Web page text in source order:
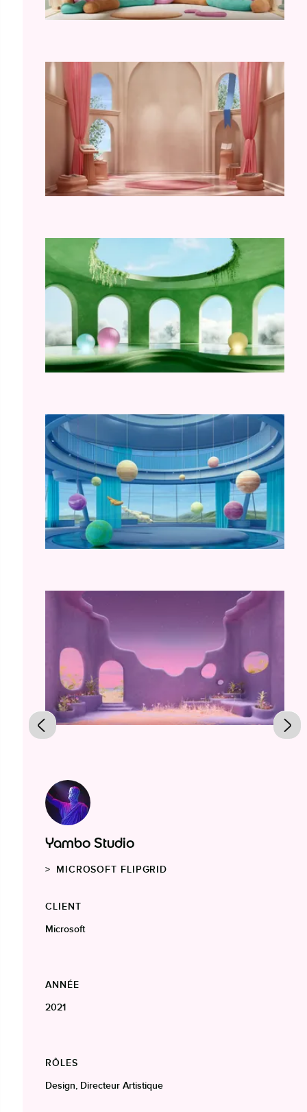
Yambo Studio
MICROSOFT FLIPGRID
CLIENT
Microsoft
ANNÉE
2021
RÔLES
Design, Directeur Artistique